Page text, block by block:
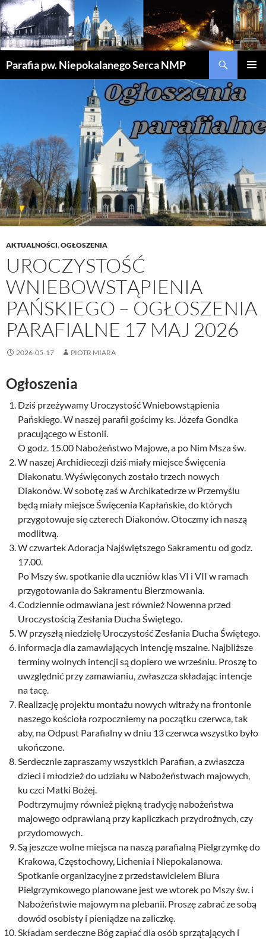
Parafia pw. Niepokalanego Serca NMP
AKTUALNOŚCI,OGŁOSZENIA
UROCZYSTOŚĆ
WNIEBOWSTĄPIENIA
PAŃSKIEGO – OGŁOSZENIA
PARAFIALNE 17 MAJ 2026
2026-05-17 PIOTR MIARA
Ogłoszenia
Dziś przeżywamy Uroczystość Wniebowstąpienia
Pańskiego. W naszej parafii gościmy ks. Józefa Gondka
pracującego w Estonii.
O godz. 15.00 Nabożeństwo Majowe, a po Nim Msza św.
W naszej Archidiecezji dziś miały miejsce Święcenia
Diakonatu. Wyświęconych zostało trzech nowych
Diakonów. W sobotę zaś w Archikatedrze w Przemyślu
będą miały miejsce Święcenia Kapłańskie, do których
przygotowuje się czterech Diakonów. Otoczmy ich naszą
modlitwą.
W czwartek Adoracja Najświętszego Sakramentu od godz.
17.00.
Po Mszy św. spotkanie dla uczniów klas VI i VII w ramach
przygotowania do Sakramentu Bierzmowania.
Codziennie odmawiana jest również Nowenna przed
Uroczystością Zesłania Ducha Świętego.
W przyszłą niedzielę Uroczystość Zesłania Ducha Świętego.
informacja dla zamawiających intencję mszalne. Najbliższe
terminy wolnych intencji są dopiero we wrześniu. Proszę to
uwzględnić przy zamawianiu, zwłaszcza składając intencje
na tacę.
Realizację projektu montażu nowych witraży na frontonie
naszego kościoła rozpoczniemy na początku czerwca, tak
aby, na Odpust Parafialny w dniu 13 czerwca wszystko było
ukończone.
Serdecznie zapraszamy wszystkich Parafian, a zwłaszcza
dzieci i młodzież do udziału w Nabożeństwach majowych,
ku czci Matki Bożej.
Podtrzymujmy również piękną tradycję nabożeństwa
majowego odprawianą przy kapliczkach przydrożnych, czy
przydomowych.
Są jeszcze wolne miejsca na naszą parafialną Pielgrzymkę do
Krakowa, Częstochowy, Lichenia i Niepokalanowa.
Spotkanie organizacyjne z przedstawicielem Biura
Pielgrzymkowego planowane jest we wtorek po Mszy św. i
Nabożeństwie majowym na plebanii. Proszę zabrać ze sobą
dowód osobisty i pieniądze na zaliczkę.
Składam serdeczne Bóg zapłać dla osób sprzątających i